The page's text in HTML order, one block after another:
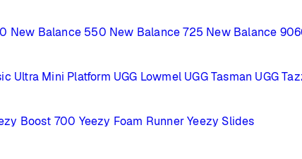
New Balance 550 New Balance 725 New Balance
Ultra Mini Platform UGG Lowmel UGG Tasman UGG
Boost 700 Yeezy Foam Runner Yeezy Slides